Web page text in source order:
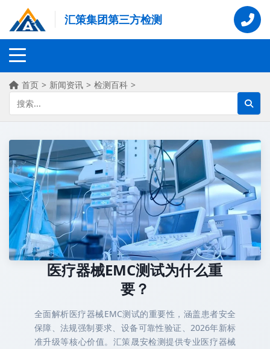
汇策集团第三方检测
首页 > 新闻资讯 > 检测百科 >
医疗器械EMC测试为什么重
要？
全面解析医疗器械EMC测试的重要性，涵盖患者安全
保障、法规强制要求、设备可靠性验证、2026年新标
准升级等核心价值。汇策晟安检测提供专业医疗器械